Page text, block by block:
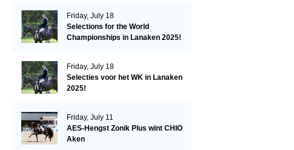
Friday, July 18
Selections for the World
Championships in Lanaken 2025!
Friday, July 18
Selecties voor het WK in Lanaken
2025!
Friday, July 11
AES-Hengst Zonik Plus wint CHIO
Aken